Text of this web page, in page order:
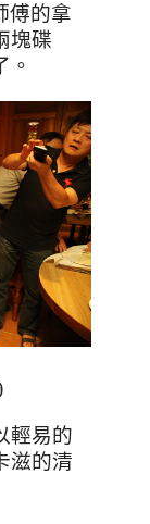
傅的拿
塊碟
。
輕易的
滋的清